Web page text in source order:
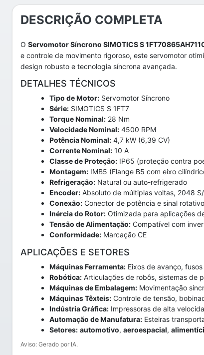
DESCRIÇÃO COMPLETA
O Servomotor Síncrono SIMOTICS S
e controle de movimento rigoroso, este servomotor
design robusto e tecnologia síncrona avançada.
DETALHES TÉCNICOS
Tipo de Motor: Servomotor Síncrono
Série: SIMOTICS S 1FT7
Torque Nominal: 28 Nm
Velocidade Nominal: 4500 RPM
Potência Nominal: 4,7 kW (6,39 CV)
Corrente Nominal: 10 A
Classe de Proteção: IP65 (proteção contra
Montagem: IMB5 (Flange B5 com eixo
Refrigeração: Natural ou auto-refrigerado
Encoder: Absoluto de múltiplas voltas, 2048
Conexão: Conector de potência e sinal rotativo
Inércia do Rotor: Otimizada para aplicações
Tensão de Alimentação: Compatível com
Conformidade: Marcação CE
APLICAÇÕES E SETORES
Máquinas Ferramenta: Eixos de avanço,
Robótica: Articulações de robôs, sistemas de
Máquinas de Embalagem: Movimentação
Máquinas Têxteis: Controle de tensão,
Indústria Gráfica: Impressoras de alta
Automação de Manufatura: Esteiras
Setores: automotivo, aeroespacial,
Aviso: Gerado por IA.